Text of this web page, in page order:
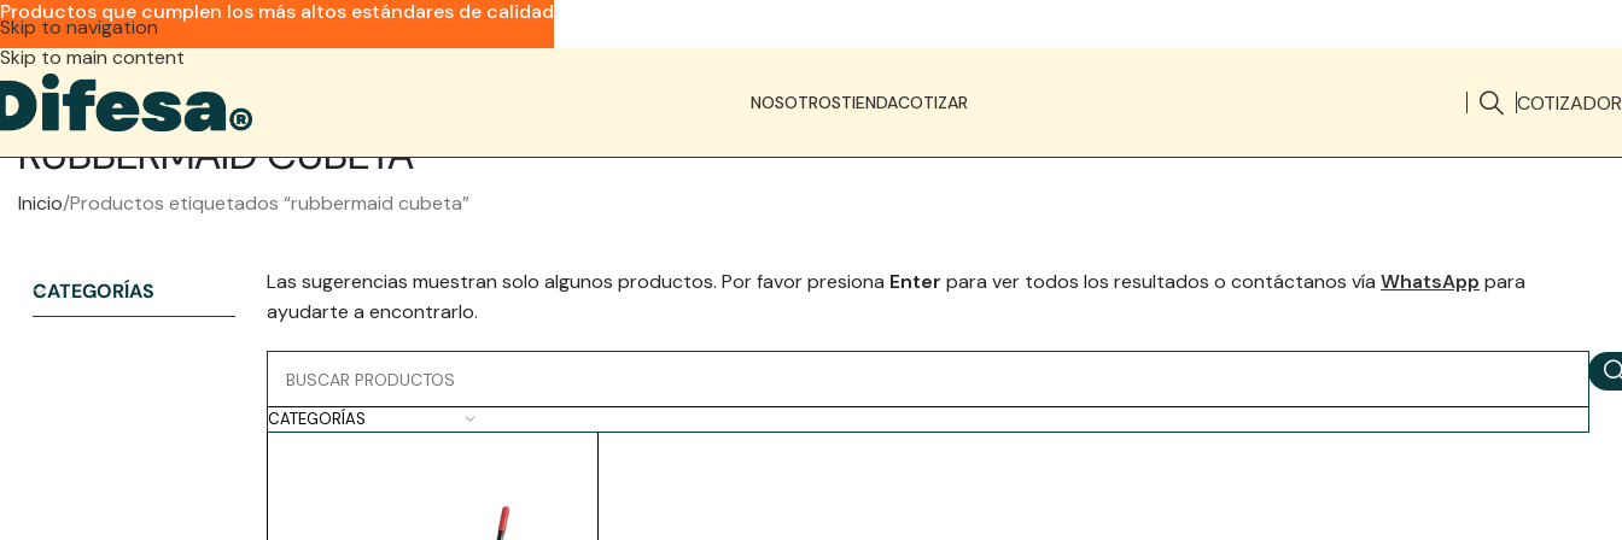
Skip to navigation
Skip to main content
NOSOTROSTIENDACOTIZAR COTIZADOR
RUBBERMAID CUBETA
Inicio Productos etiquetados “rubbermaid cubeta”
CATEGORÍAS Las sugerencias muestran solo algunos productos. Por favor presiona Enter para ver todos los resultados o contáctanos vía WhatsApp para
ayudarte a encontrarlo.
CATEGORÍAS
Productos que cumplen los más altos estándares de calidad